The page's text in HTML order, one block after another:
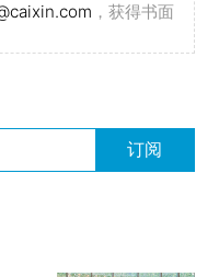
，获得书面
订阅